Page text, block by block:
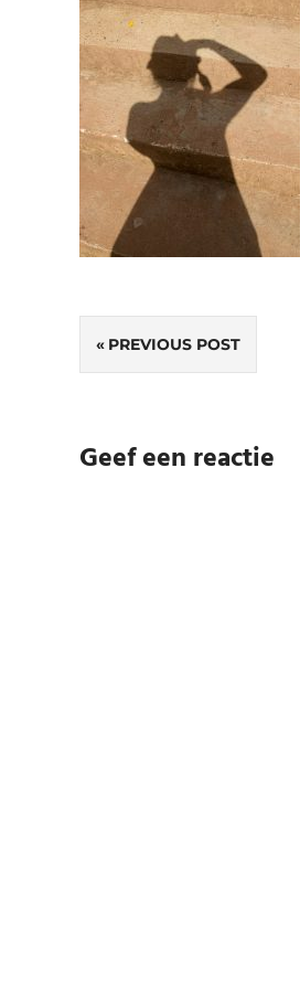
Bericht
navigatie
PREVIOUS POST
Geef een reactie